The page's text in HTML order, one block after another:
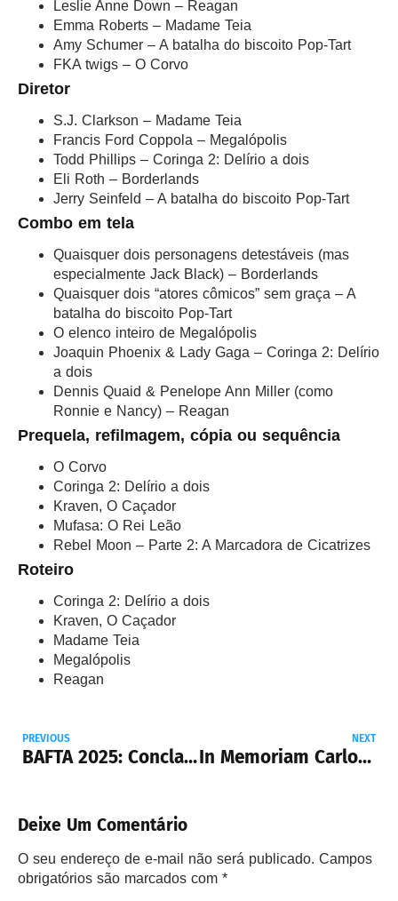
Leslie Anne Down – Reagan
Emma Roberts – Madame Teia
Amy Schumer – A batalha do biscoito Pop-Tart
FKA twigs – O Corvo
Diretor
S.J. Clarkson – Madame Teia
Francis Ford Coppola – Megalópolis
Todd Phillips – Coringa 2: Delírio a dois
Eli Roth – Borderlands
Jerry Seinfeld – A batalha do biscoito Pop-Tart
Combo em tela
Quaisquer dois personagens detestáveis (mas
especialmente Jack Black) – Borderlands
Quaisquer dois “atores cômicos” sem graça – A
batalha do biscoito Pop-Tart
O elenco inteiro de Megalópolis
Joaquin Phoenix & Lady Gaga – Coringa 2: Delírio
a dois
Dennis Quaid & Penelope Ann Miller (como
Ronnie e Nancy) – Reagan
Prequela, refilmagem, cópia ou sequência
O Corvo
Coringa 2: Delírio a dois
Kraven, O Caçador
Mufasa: O Rei Leão
Rebel Moon – Parte 2: A Marcadora de Cicatrizes
Roteiro
Coringa 2: Delírio a dois
Kraven, O Caçador
Madame Teia
Megalópolis
Reagan
PREVIOUS
BAFTA 2025: Conclave é o melhor da noite do cinema britânico
NEXT
In Memoriam Carlos Miranda (1933 – 2025)
Deixe Um Comentário
O seu endereço de e-mail não será publicado. Campos
obrigatórios são marcados com *